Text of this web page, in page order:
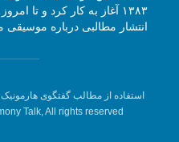
۱۳۸۳ آغاز به کار کرد و تا
انتشار مطالبی درباره موسیقی
استفاده از مطالب گفتگوی
Talk, All rights reserved.